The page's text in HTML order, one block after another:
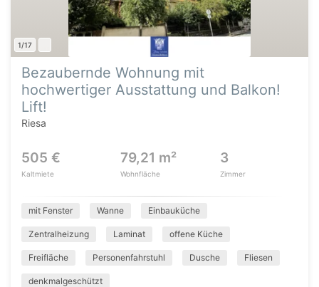
1/17
Bezaubernde Wohnung mit
hochwertiger Ausstattung und Balkon!
Lift!
Riesa
505 €
Kaltmiete
79,21 m²
Wohnfläche
3
Zimmer
mit Fenster Wanne Einbauküche
Zentralheizung Laminat offene Küche
Freifläche Personenfahrstuhl Dusche Fliesen
denkmalgeschützt